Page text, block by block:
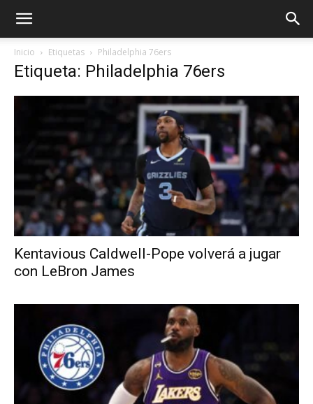
Inicio Etiquetas Philadelphia 76ers
Etiqueta: Philadelphia 76ers
Kentavious Caldwell-Pope volverá a jugar
con LeBron James